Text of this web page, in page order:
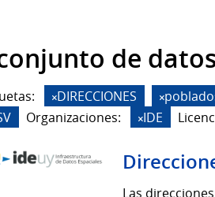
de
DIRECCIONES
Organizaciones: IDE
Las